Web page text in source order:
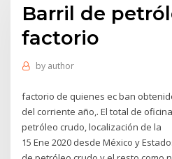
Barril de
factorio
by author
factorio de quienes ec ban
del corriente año,. El total de
petróleo crudo, localización de la
15 Ene 2020 desde México y